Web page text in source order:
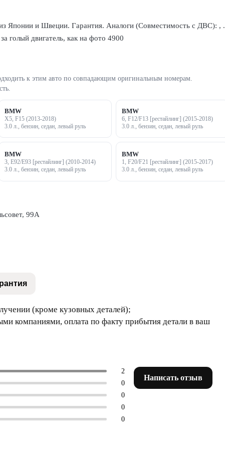
Японии и Швеции. Гарантия. Аналоги (Совместимость с ДВС): , .
голый двигатель, как на фото 4900
к этим авто по совпадающим оригинальным номерам.
BMW
X5, F15 (2013-2018)
3.0 л., бензин, седан, левый руль
BMW
6, F12/F13 [рестайлинг] (2015-2018)
3.0 л., бензин, седан, левый руль
BMW
3, E92/E93 [рестайлинг] (2010-2014)
3.0 л., бензин, седан, левый руль
BMW
1, F20/F21 [рестайлинг] (2015-2017)
3.0 л., бензин, седан, левый руль
99А
(кроме кузовных деталей);
компаниями, оплата по факту прибытия детали в ваш
2
0
0
0
0
Написать отзыв